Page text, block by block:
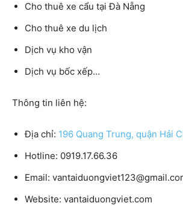
Cho thuê xe cẩu tại Đà Nẵng
Cho thuê xe du lịch
Dịch vụ kho vận
Dịch vụ bốc xếp…
Thông tin liên hệ:
Địa chỉ: 196 Quang Trung, quận Hải
Hotline: 0919.17.66.36
Email:
Website: vantaiduongviet.com